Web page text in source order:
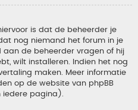
is dat de beheerder je
nog niemand het forum in je
de beheerder vragen of hij
wilt installeren. Indien het nog
maken. Meer informatie
op de website van phpBB
iedere pagina).